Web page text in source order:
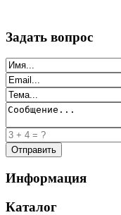
Задать вопрос
Информация
Каталог